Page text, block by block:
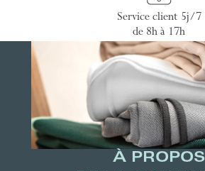
Service client 5j/7
de 8h à 17h
À PROPOS